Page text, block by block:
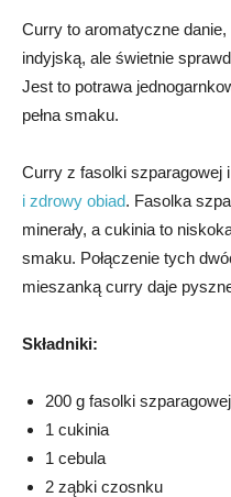
Curry to aromatyczne
indyjską, ale świetnie
Jest to potrawa
pełna smaku.
Curry z fasolki szparagowej
i zdrowy obiad. Fasolka
minerały, a cukinia to
smaku. Połączenie tych
mieszanką curry daje
Składniki:
200 g fasolki szparagowej
1 cukinia
1 cebula
2 ząbki czosnku